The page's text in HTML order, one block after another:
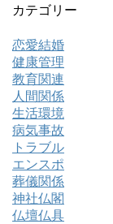
カテゴリー
恋愛結婚
健康管理
教育関連
人間関係
生活環境
病気事故
トラブル
エンスポ
葬儀関係
神社仏閣
仏壇仏具